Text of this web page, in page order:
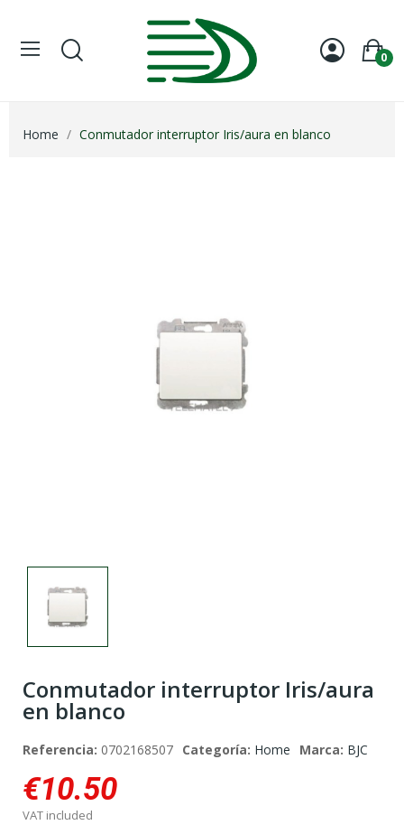
0
Home Conmutador interruptor Iris/aura en blanco
Conmutador interruptor Iris/aura
en blanco
Referencia: 0702168507 Categoría: Home Marca: BJC
€10.50
VAT included